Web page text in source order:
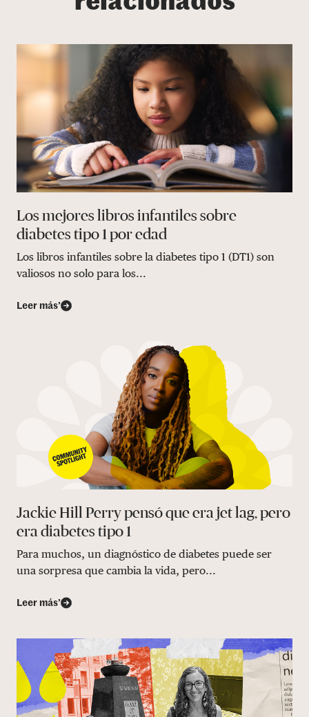
Los mejores libros infantiles sobre
diabetes tipo 1 por edad
Los libros infantiles sobre la diabetes tipo 1 (DT1) son
valiosos no solo para los...
Leer más’
Jackie Hill Perry pensó que era jet lag, pero
era diabetes tipo 1
Para muchos, un diagnóstico de diabetes puede ser
una sorpresa que cambia la vida, pero...
Leer más’